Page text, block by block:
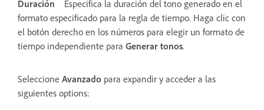
Duración
Especifica la duración del tono generado en el
formato especificado para la regla de tiempo. Haga clic con
el botón derecho en los números para elegir un formato de
tiempo independiente para Generar tonos.
Seleccione Avanzado para expandir y acceder a las
siguientes options: